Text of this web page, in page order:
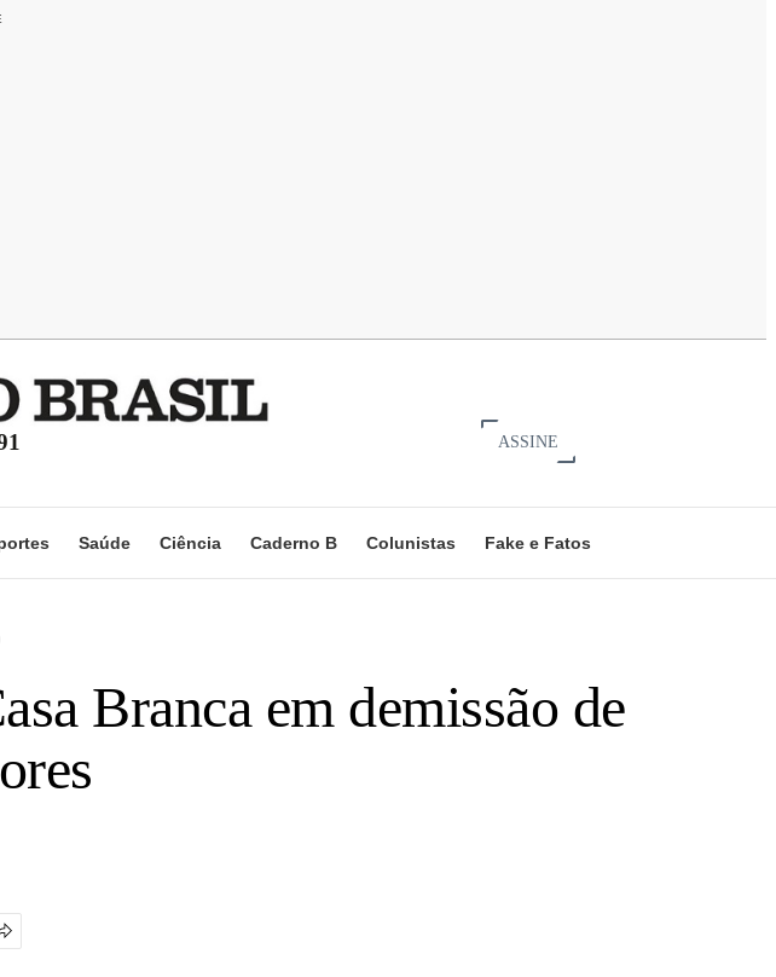
ASSINE
Saúde Ciência Caderno B Colunistas Fake e Fatos
Branca em demissão de